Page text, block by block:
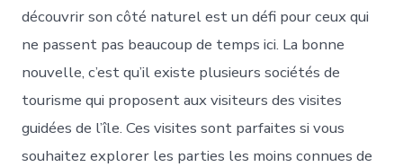
découvrir son côté naturel est un défi pour ceux qui
ne passent pas beaucoup de temps ici. La bonne
nouvelle, c’est qu’il existe plusieurs sociétés de
tourisme qui proposent aux visiteurs des visites
guidées de l’île. Ces visites sont parfaites si vous
souhaitez explorer les parties les moins connues de